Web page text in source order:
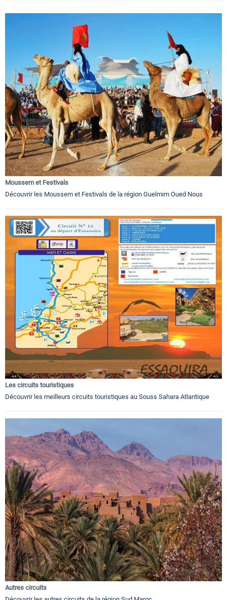
Moussem et Festivals
Découvrir les Moussem et Festivals de la région Guelmim Oued Nous
Les circuits touristiques
Découvrir les meilleurs circuits touristiques au Souss Sahara Atlantique
Autres circuits